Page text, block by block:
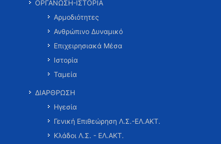
ΟΡΓΑΝΩΣΗ-ΙΣΤΟΡΙΑ
Αρμοδιότητες
Ανθρώπινο Δυναμικό
Επιχειρησιακά Μέσα
Ιστορία
Ταμεία
ΔΙΑΡΘΡΩΣΗ
Ηγεσία
Γενική Επιθεώρηση Λ.Σ.-ΕΛ.ΑΚΤ.
Κλάδοι Λ.Σ. - ΕΛ.ΑΚΤ.